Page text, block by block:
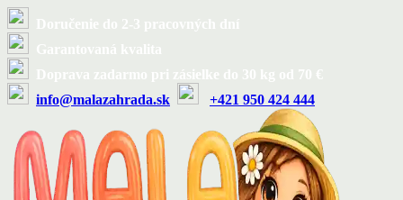
info@malazahrada.sk
+421 950 424 444